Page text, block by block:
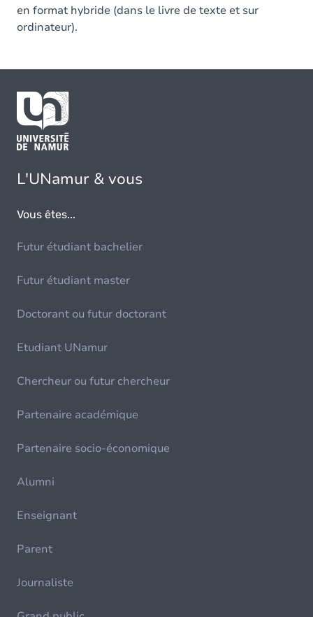
en format hybride (dans le livre de texte et sur
ordinateur).
L'UNamur & vous
Vous êtes...
Futur étudiant bachelier
Futur étudiant master
Doctorant ou futur doctorant
Etudiant UNamur
Chercheur ou futur chercheur
Partenaire académique
Partenaire socio-économique
Alumni
Enseignant
Parent
Journaliste